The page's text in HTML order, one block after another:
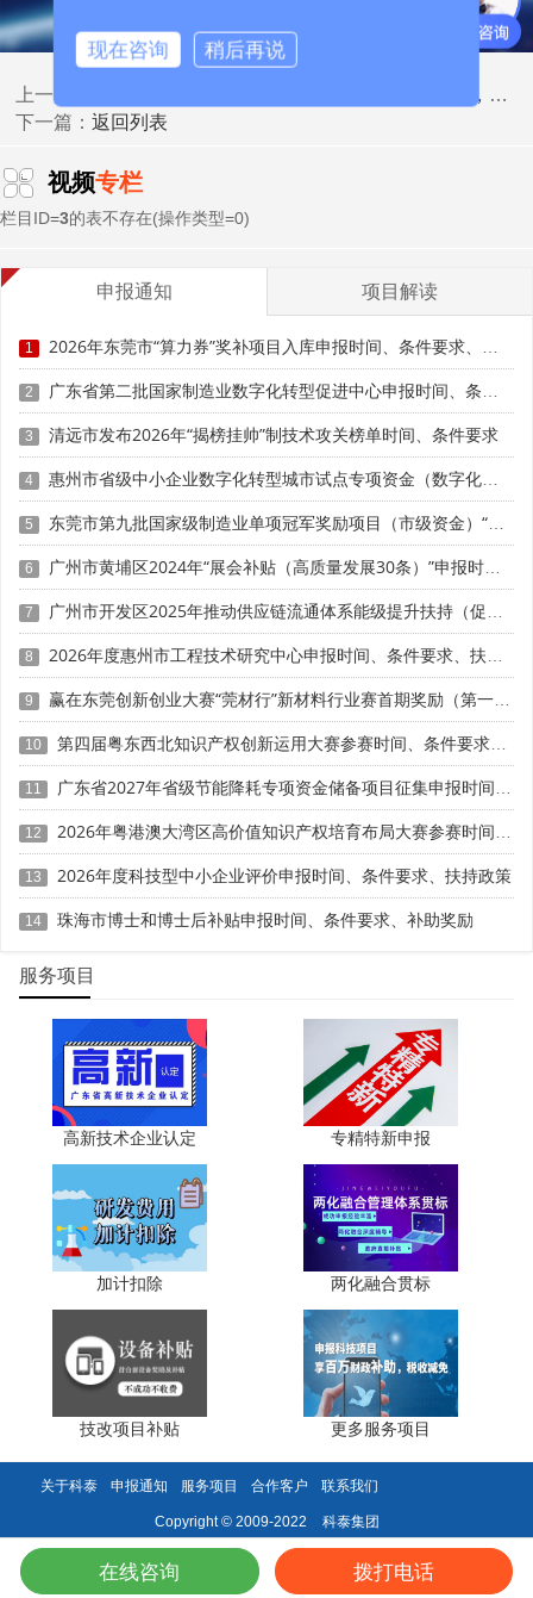
广州市搭建平台、机构、智库三维服务体系，聚焦企业
梯度培育入库服务方面，健全"小微企业—创新型中小
体系，完善专精特新中小企业培育库，围绕"12218"现代化
产业体系，每年遴选一批优质中小企业重点培育。通过配备
取。
专业平台支撑服务方面，上线广州市专精特新中小企业
服务平台，配套自测程序，企业填报资料即可生成申报适配
报告。成立广州市中小企业专精特新发展促进会，搭建政
府、企业、科研院所、园区协同平台，每年安排不超过100
万元，围绕技术研发、项目互动、产品配套、订单采购、场
景开放、人才共享共用、供应链金融等领域组织融资服务、
供需对接等活动。推动西安电子科技大学广州研究院联合工
信部电子五所等共建专精特新产业学院，提供产学研对接、
人才定制培养、产业招商等服务。
一对一精准辅导服务方面，组建由政策专家、行业导
师、财务法务顾问组成的智库团队，针对"小巨人"进阶企业
提供申报材料优化、指标短板补齐、知识产权布局等一对一
辅导。举办"进阶小巨人"培育活动，设置现场答疑、材料审
核环节，建立需求跟踪清单，定向匹配政策资源。
金融专属对接服务方面，联合银行机构推出专精特新专
项金融产品，开通审批绿色通道。鼓励银行业金融机构持续
开发"专精特新贷"特色产品，在合法合规前提下持续简化信
府性融资担保机构与银行业金融机构积极稳妥推广"总对
总"业务模式，批量化高效服务专精特新中小企业。
三、体系化专项培训清单
广州市围绕政策解读、能力提升、资源对接三大核心，
打造分层分类、常态化的培训体系。
政策宣贯专题培训方面，开展中小企业巡回课堂"专精
特新"专题培训，覆盖各行政区。内容包括梯度培育政策、
认定标准、补贴申请流程、数字化转型指引等，同步解读最
新政策修订要点，确保企业及时掌握政策动态。
申报实务实操培训方面，针对不同层级企业，举办省
级、国家级"小巨人"申报实操培训班，重点讲解申报材料撰
写、核心指标达标技巧、佐证材料准备规范、常见问题规避
等内容。结合成功案例拆解、失败案例复盘，提升企业申报
通过率。
经营管理能力培训方面，联合知名院校、专业机构开设
专精特新企业研修班，涵盖战略规划、财务管理、知识产权
运营、人才管理、供应链优化等课程。邀请行业专家、标杆
企业高管分享经验，助力企业完善治理结构、提升管理水
上一篇： 深圳专精特新"自主审核"≠省标！3大核心差异，90%企业都搞错
下一篇：返回列表
视频专栏
栏目ID=3的表不存在(操作类型=0)
申报通知 项目解读
1 2026年东莞市“算力券”奖补项目入库申报时间、条件要求、资助奖励
2 广东省第二批国家制造业数字化转型促进中心申报时间、条件要求、扶持措施
3 清远市发布2026年“揭榜挂帅”制技术攻关榜单时间、条件要求
4 惠州市省级中小企业数字化转型城市试点专项资金（数字化改造项目专题）第八批项目申报时间、条件要求、补助奖励
5 东莞市第九批国家级制造业单项冠军奖励项目（市级资金）“免申即享”时间、条件要求、资助标准
6 广州市黄埔区2024年“展会补贴（高质量发展30条）”申报时间、条件要求、奖励标准
7 广州市开发区2025年推动供应链流通体系能级提升扶持（促进新型消费18条）第一批兑现申报时间、条件要求、资助奖励
8 2026年度惠州市工程技术研究中心申报时间、条件要求、扶持奖励
9 赢在东莞创新创业大赛“莞材行”新材料行业赛首期奖励（第一批）申报时间、条件要求、补助标准
10 第四届粤东西北知识产权创新运用大赛参赛时间、条件要求、资助奖励
11 广东省2027年省级节能降耗专项资金储备项目征集申报时间、条件要求、补助标准
12 2026年粤港澳大湾区高价值知识产权培育布局大赛参赛时间、条件要求、资助奖励
13 2026年度科技型中小企业评价申报时间、条件要求、扶持政策
14 珠海市博士和博士后补贴申报时间、条件要求、补助奖励
服务项目
高新技术企业认定 专精特新申报
加计扣除 两化融合贯标
技改项目补贴 更多服务项目
关于科泰 申报通知 服务项目 合作客户 联系我们
Copyright © 2009-2022 科泰集团
现在咨询 稍后再说
在线咨询 拨打电话